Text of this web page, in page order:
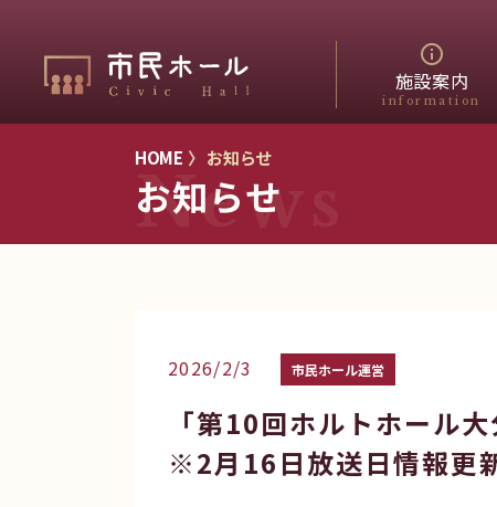
施設案内
information
HOME 〉 お知らせ
お知らせ
News
2026/2/3 市民ホール運営
「第10回ホルトホール
※2月16日放送日情報更